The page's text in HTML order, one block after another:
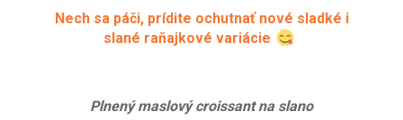
Nech sa páči, prídite ochutnať nové sladké i
slané raňajkové variácie
Plnený maslový croissant na slano